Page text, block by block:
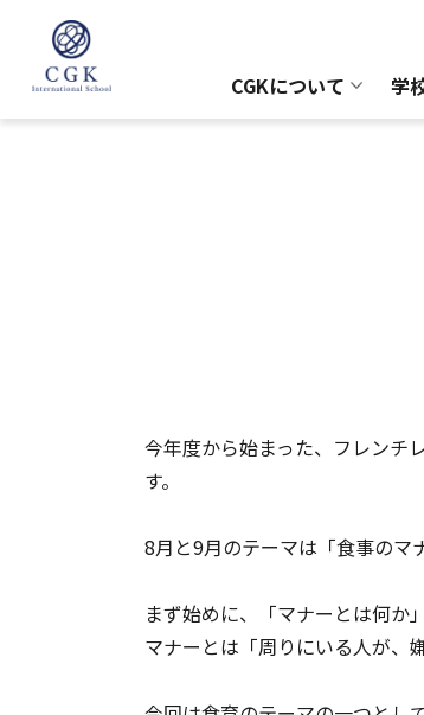
CGKについて 学
今年度から始まった、フレンチ
す。
8月と9月のテーマは「食事のマ
まず始めに、「マナーとは何か
マナーとは「周りにいる人が、